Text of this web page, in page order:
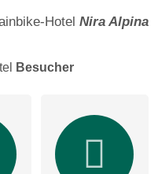
.
Hotel Nira Alpina
Besucher